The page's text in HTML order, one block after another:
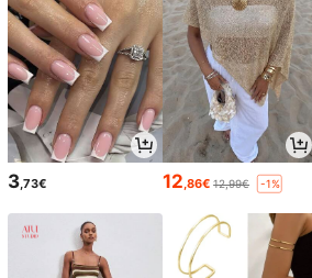
3 ,73€ 12 ,86€ 12,99€ -1%